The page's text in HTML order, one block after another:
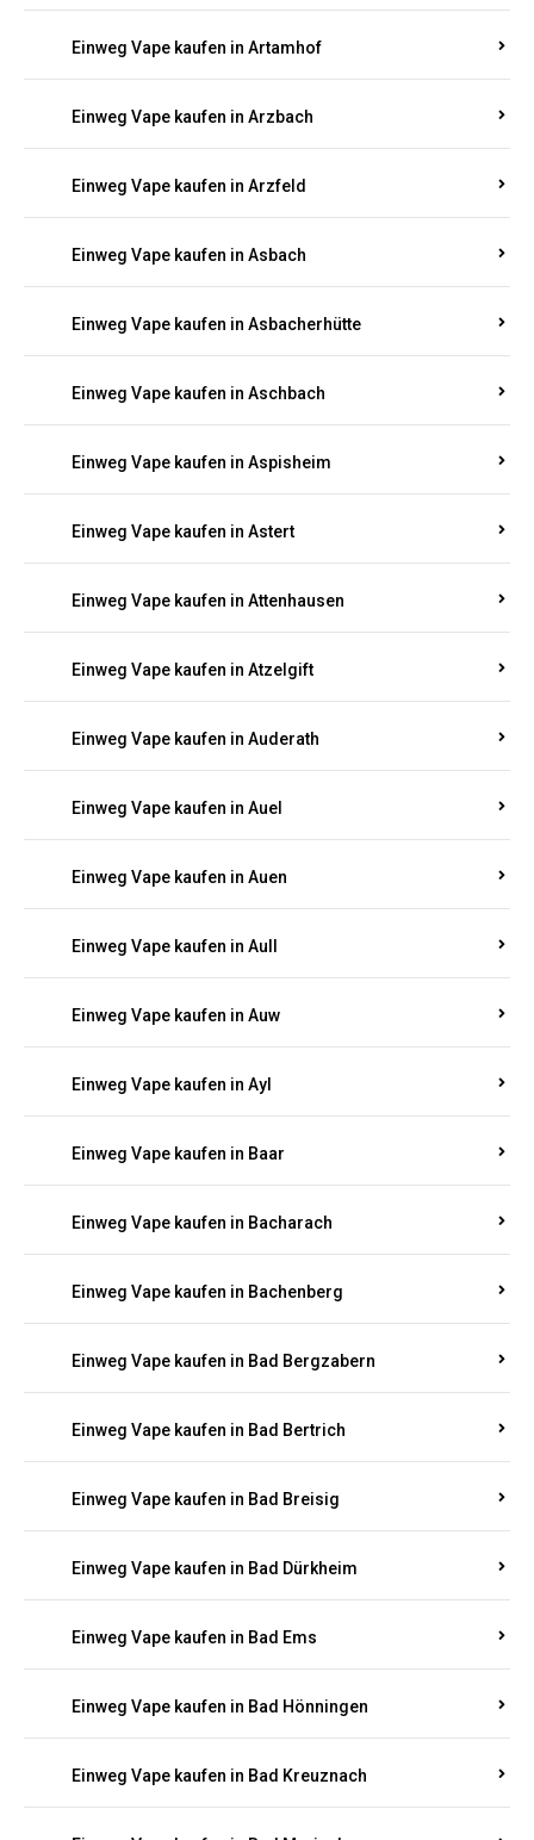
Einweg Vape kaufen in Arzbach
Einweg Vape kaufen in Arzfeld
Einweg Vape kaufen in Asbach
Einweg Vape kaufen in Asbacherhütte
Einweg Vape kaufen in Aschbach
Einweg Vape kaufen in Aspisheim
Einweg Vape kaufen in Astert
Einweg Vape kaufen in Attenhausen
Einweg Vape kaufen in Atzelgift
Einweg Vape kaufen in Auderath
Einweg Vape kaufen in Auel
Einweg Vape kaufen in Auen
Einweg Vape kaufen in Aull
Einweg Vape kaufen in Auw
Einweg Vape kaufen in Ayl
Einweg Vape kaufen in Baar
Einweg Vape kaufen in Bacharach
Einweg Vape kaufen in Bachenberg
Einweg Vape kaufen in Bad Bergzabern
Einweg Vape kaufen in Bad Bertrich
Einweg Vape kaufen in Bad Breisig
Einweg Vape kaufen in Bad Dürkheim
Einweg Vape kaufen in Bad Ems
Einweg Vape kaufen in Bad Hönningen
Einweg Vape kaufen in Bad Kreuznach
Einweg Vape kaufen in Bad Marienberg